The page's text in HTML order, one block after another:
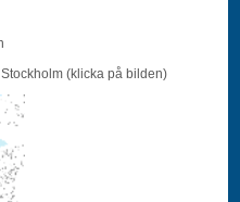
(klicka på bilden)